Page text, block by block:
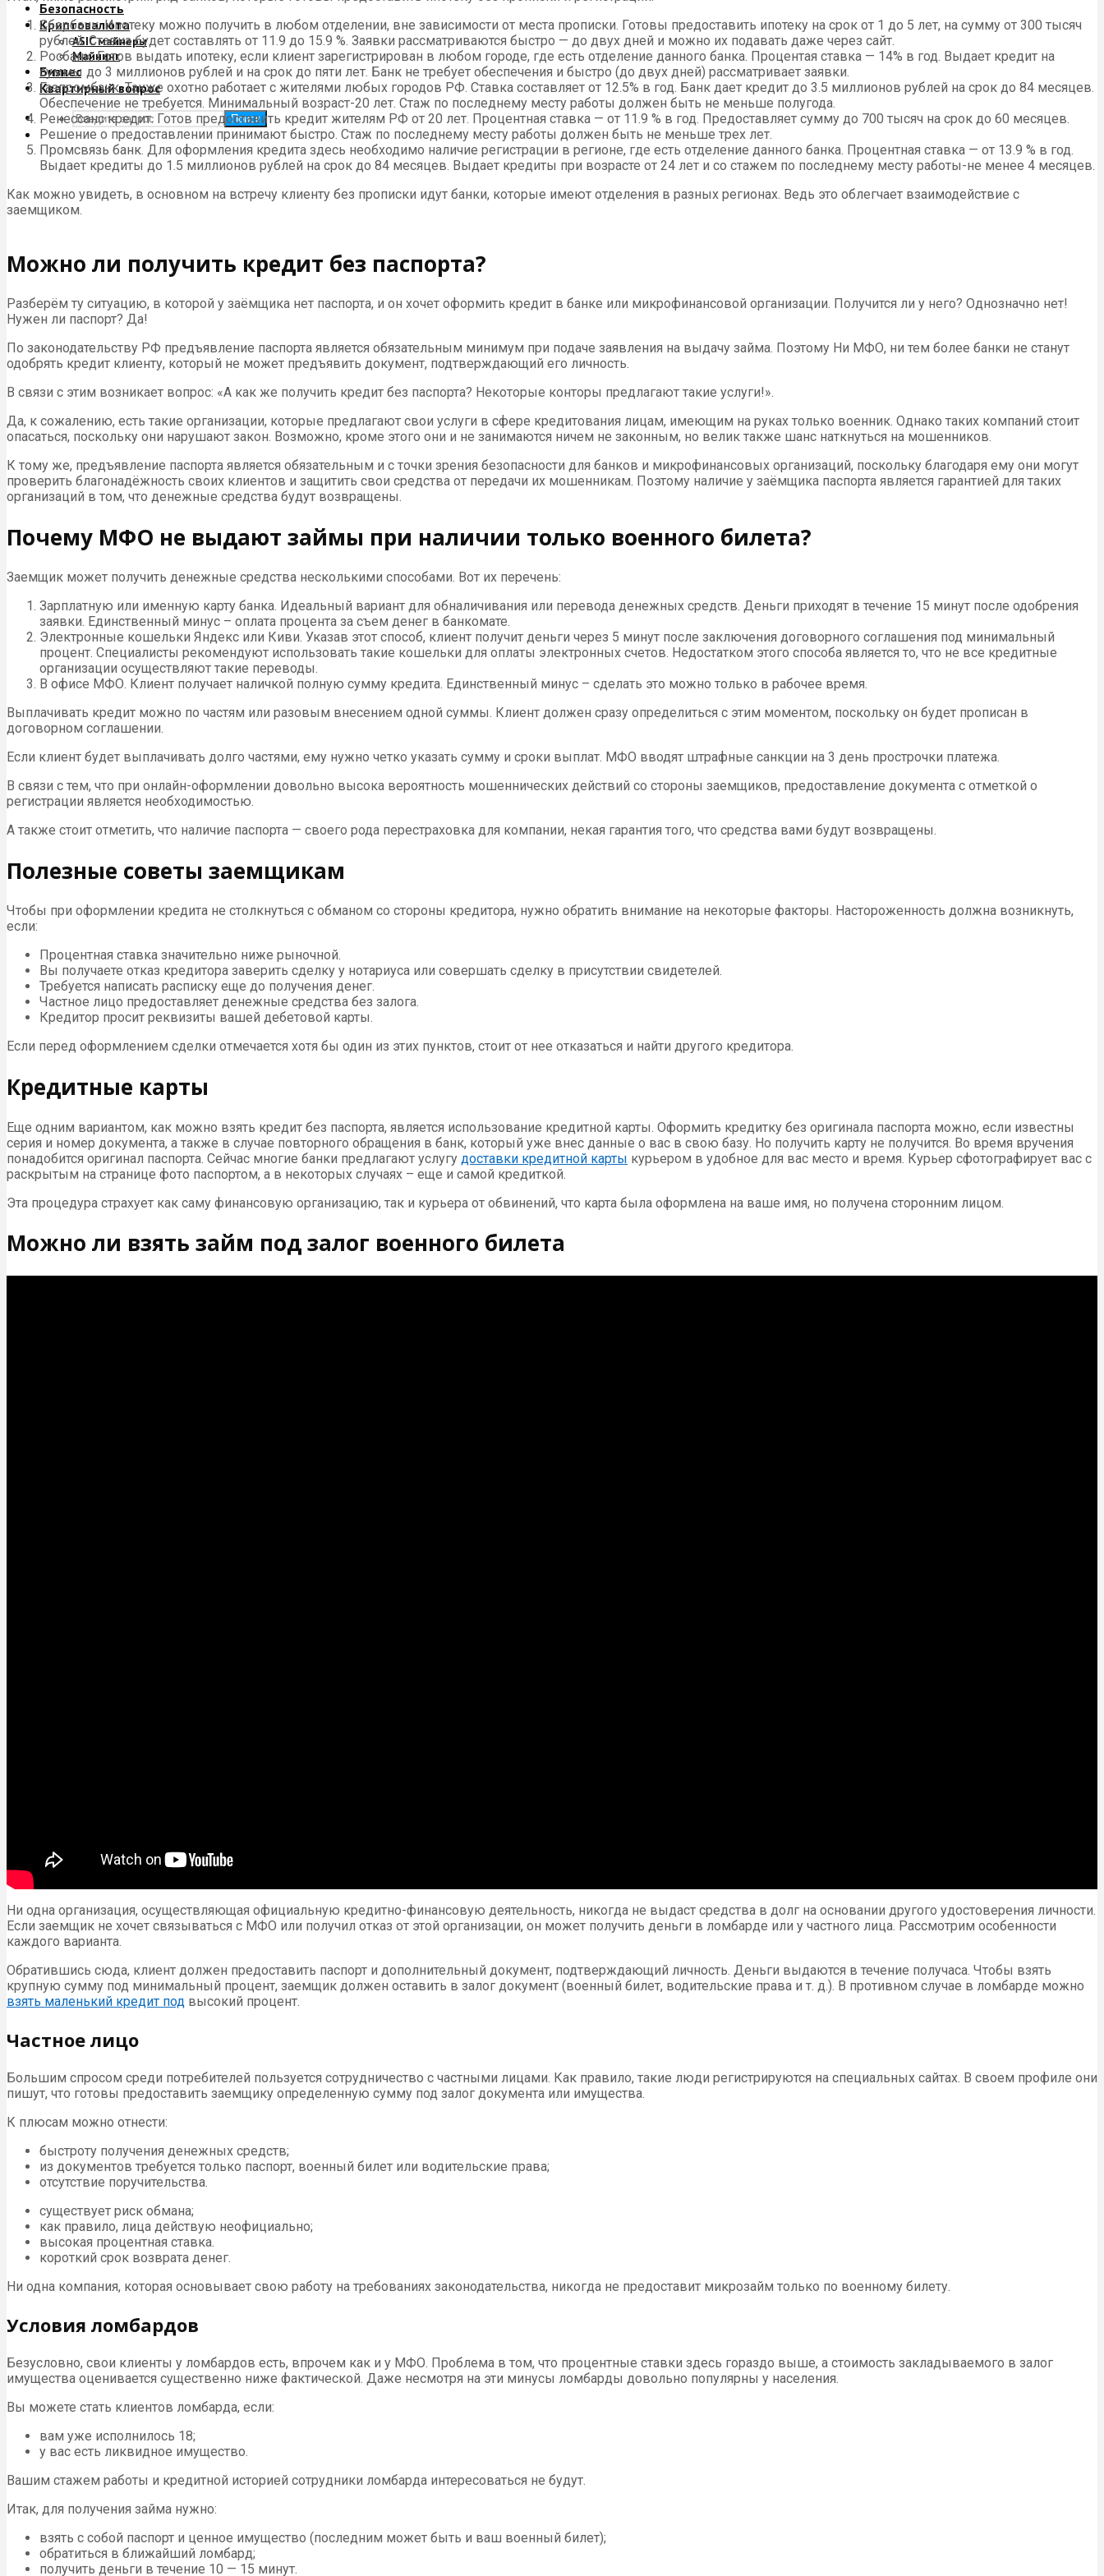
Безопасность
Криптовалюта
ASIC майнеры
Майнинг
Бизнес
Квартирный вопрос
Поиск
Сбербанк. Ипотеку можно получить в любом отделении, вне зависимости от места прописки. Готовы предоставить ипотеку на срок от 1 до 5 лет, на сумму от 300 тысяч
рублей. Ставка будет составлять от 11.9 до 15.9 %. Заявки рассматриваются быстро — до двух дней и можно их подавать даже через сайт.
Росбанк. Готов выдать ипотеку, если клиент зарегистрирован в любом городе, где есть отделение данного банка. Процентая ставка — 14% в год. Выдает кредит на
суммы до 3 миллионов рублей и на срок до пяти лет. Банк не требует обеспечения и быстро (до двух дней) рассматривает заявки.
Газпромбанк. Также охотно работает с жителями любых городов РФ. Ставка составляет от 12.5% в год. Банк дает кредит до 3.5 миллионов рублей на срок до 84 месяцев.
Обеспечение не требуется. Минимальный возраст-20 лет. Стаж по последнему месту работы должен быть не меньше полугода.
Ренессанс кредит. Готов предоставить кредит жителям РФ от 20 лет. Процентная ставка — от 11.9 % в год. Предоставляет сумму до 700 тысяч на срок до 60 месяцев.
Решение о предоставлении принимают быстро. Стаж по последнему месту работы должен быть не меньше трех лет.
Промсвязь банк. Для оформления кредита здесь необходимо наличие регистрации в регионе, где есть отделение данного банка. Процентная ставка — от 13.9 % в год.
Выдает кредиты до 1.5 миллионов рублей на срок до 84 месяцев. Выдает кредиты при возрасте от 24 лет и со стажем по последнему месту работы-не менее 4 месяцев.
Как можно увидеть, в основном на встречу клиенту без прописки идут банки, которые имеют отделения в разных регионах. Ведь это облегчает взаимодействие с
заемщиком.
Можно ли получить кредит без паспорта?
Разберём ту ситуацию, в которой у заёмщика нет паспорта, и он хочет оформить кредит в банке или микрофинансовой организации. Получится ли у него? Однозначно нет!
Нужен ли паспорт? Да!
По законодательству РФ предъявление паспорта является обязательным минимум при подаче заявления на выдачу займа. Поэтому Ни МФО, ни тем более банки не станут
одобрять кредит клиенту, который не может предъявить документ, подтверждающий его личность.
В связи с этим возникает вопрос: «А как же получить кредит без паспорта? Некоторые конторы предлагают такие услуги!».
Да, к сожалению, есть такие организации, которые предлагают свои услуги в сфере кредитования лицам, имеющим на руках только военник. Однако таких компаний стоит
опасаться, поскольку они нарушают закон. Возможно, кроме этого они и не занимаются ничем не законным, но велик также шанс наткнуться на мошенников.
К тому же, предъявление паспорта является обязательным и с точки зрения безопасности для банков и микрофинансовых организаций, поскольку благодаря ему они могут
проверить благонадёжность своих клиентов и защитить свои средства от передачи их мошенникам. Поэтому наличие у заёмщика паспорта является гарантией для таких
организаций в том, что денежные средства будут возвращены.
Почему МФО не выдают займы при наличии только военного билета?
Заемщик может получить денежные средства несколькими способами. Вот их перечень:
Зарплатную или именную карту банка. Идеальный вариант для обналичивания или перевода денежных средств. Деньги приходят в течение 15 минут после одобрения
заявки. Единственный минус – оплата процента за съем денег в банкомате.
Электронные кошельки Яндекс или Киви. Указав этот способ, клиент получит деньги через 5 минут после заключения договорного соглашения под минимальный
процент. Специалисты рекомендуют использовать такие кошельки для оплаты электронных счетов. Недостатком этого способа является то, что не все кредитные
организации осуществляют такие переводы.
В офисе МФО. Клиент получает наличкой полную сумму кредита. Единственный минус – сделать это можно только в рабочее время.
Выплачивать кредит можно по частям или разовым внесением одной суммы. Клиент должен сразу определиться с этим моментом, поскольку он будет прописан в
договорном соглашении.
Если клиент будет выплачивать долго частями, ему нужно четко указать сумму и сроки выплат. МФО вводят штрафные санкции на 3 день прострочки платежа.
В связи с тем, что при онлайн-оформлении довольно высока вероятность мошеннических действий со стороны заемщиков, предоставление документа с отметкой о
регистрации является необходимостью.
А также стоит отметить, что наличие паспорта — своего рода перестраховка для компании, некая гарантия того, что средства вами будут возвращены.
Полезные советы заемщикам
Чтобы при оформлении кредита не столкнуться с обманом со стороны кредитора, нужно обратить внимание на некоторые факторы. Настороженность должна возникнуть,
если:
Процентная ставка значительно ниже рыночной.
Вы получаете отказ кредитора заверить сделку у нотариуса или совершать сделку в присутствии свидетелей.
Требуется написать расписку еще до получения денег.
Частное лицо предоставляет денежные средства без залога.
Кредитор просит реквизиты вашей дебетовой карты.
Если перед оформлением сделки отмечается хотя бы один из этих пунктов, стоит от нее отказаться и найти другого кредитора.
Кредитные карты
Еще одним вариантом, как можно взять кредит без паспорта, является использование кредитной карты. Оформить кредитку без оригинала паспорта можно, если известны
серия и номер документа, а также в случае повторного обращения в банк, который уже внес данные о вас в свою базу. Но получить карту не получится. Во время вручения
понадобится оригинал паспорта. Сейчас многие банки предлагают услугу доставки кредитной карты курьером в удобное для вас место и время. Курьер сфотографирует вас с
раскрытым на странице фото паспортом, а в некоторых случаях – еще и самой кредиткой.
Эта процедура страхует как саму финансовую организацию, так и курьера от обвинений, что карта была оформлена на ваше имя, но получена сторонним лицом.
Можно ли взять займ под залог военного билета
Ни одна организация, осуществляющая официальную кредитно-финансовую деятельность, никогда не выдаст средства в долг на основании другого удостоверения личности.
Если заемщик не хочет связываться с МФО или получил отказ от этой организации, он может получить деньги в ломбарде или у частного лица. Рассмотрим особенности
каждого варианта.
Обратившись сюда, клиент должен предоставить паспорт и дополнительный документ, подтверждающий личность. Деньги выдаются в течение получаса. Чтобы взять
крупную сумму под минимальный процент, заемщик должен оставить в залог документ (военный билет, водительские права и т. д.). В противном случае в ломбарде можно
взять маленький кредит под высокий процент.
Частное лицо
Большим спросом среди потребителей пользуется сотрудничество с частными лицами. Как правило, такие люди регистрируются на специальных сайтах. В своем профиле они
пишут, что готовы предоставить заемщику определенную сумму под залог документа или имущества.
К плюсам можно отнести:
быстроту получения денежных средств;
из документов требуется только паспорт, военный билет или водительские права;
отсутствие поручительства.
существует риск обмана;
как правило, лица действую неофициально;
высокая процентная ставка.
короткий срок возврата денег.
Ни одна компания, которая основывает свою работу на требованиях законодательства, никогда не предоставит микрозайм только по военному билету.
Условия ломбардов
Безусловно, свои клиенты у ломбардов есть, впрочем как и у МФО. Проблема в том, что процентные ставки здесь гораздо выше, а стоимость закладываемого в залог
имущества оценивается существенно ниже фактической. Даже несмотря на эти минусы ломбарды довольно популярны у населения.
Вы можете стать клиентов ломбарда, если:
вам уже исполнилось 18;
у вас есть ликвидное имущество.
Вашим стажем работы и кредитной историей сотрудники ломбарда интересоваться не будут.
Итак, для получения займа нужно:
взять с собой паспорт и ценное имущество (последним может быть и ваш военный билет);
обратиться в ближайший ломбард;
получить деньги в течение 10 — 15 минут.